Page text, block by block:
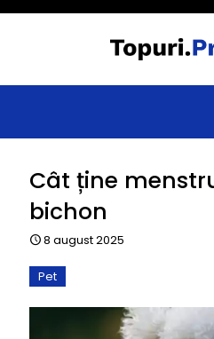
Cât ține
bichon
8 august 2025
Pet